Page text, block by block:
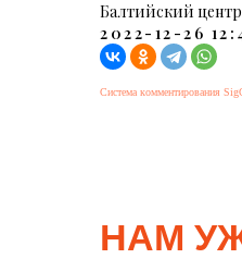
Балтийский центр
2022-12-26
Система комментирования
НАМ